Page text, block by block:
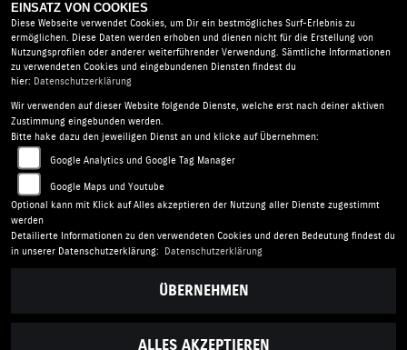
MEHR
Motorrad Mayer |Salzweger Str. 3 | 94034 Passau |
Deutschland
AGB |Impressum
Barrierefreiheit |Batterieverordnung
Folgen Sie uns
EINSATZ VON COOKIES
Diese Webseite verwendet Cookies, um Dir ein bestmögliches Surf-Erlebnis zu
ermöglichen. Diese Daten werden erhoben und dienen nicht für die Erstellung von
Nutzungsprofilen oder anderer weiterführender Verwendung. Sämtliche Informationen
zu verwendeten Cookies und eingebundenen Diensten findest du
hier: Datenschutzerklärung
Wir verwenden auf dieser Website folgende Dienste, welche erst nach deiner aktiven
Zustimmung eingebunden werden.
Bitte hake dazu den jeweiligen Dienst an und klicke auf Übernehmen:
Google Analytics und Google Tag Manager
Google Maps und Youtube
Optional kann mit Klick auf Alles akzeptieren der Nutzung aller Dienste zugestimmt
werden
Detailierte Informationen zu den verwendeten Cookies und deren Bedeutung findest du
in unserer Datenschutzerklärung:
Datenschutzerklärung
ÜBERNEHMEN
ALLES AKZEPTIEREN